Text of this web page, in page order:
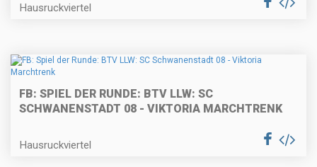
Hausruckviertel
FB: SPIEL DER RUNDE: BTV LLW: SC
SCHWANENSTADT 08 - VIKTORIA MARCHTRENK
Hausruckviertel